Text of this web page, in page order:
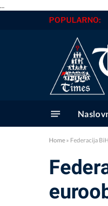
...
POPULARNO:
Home » Federacija